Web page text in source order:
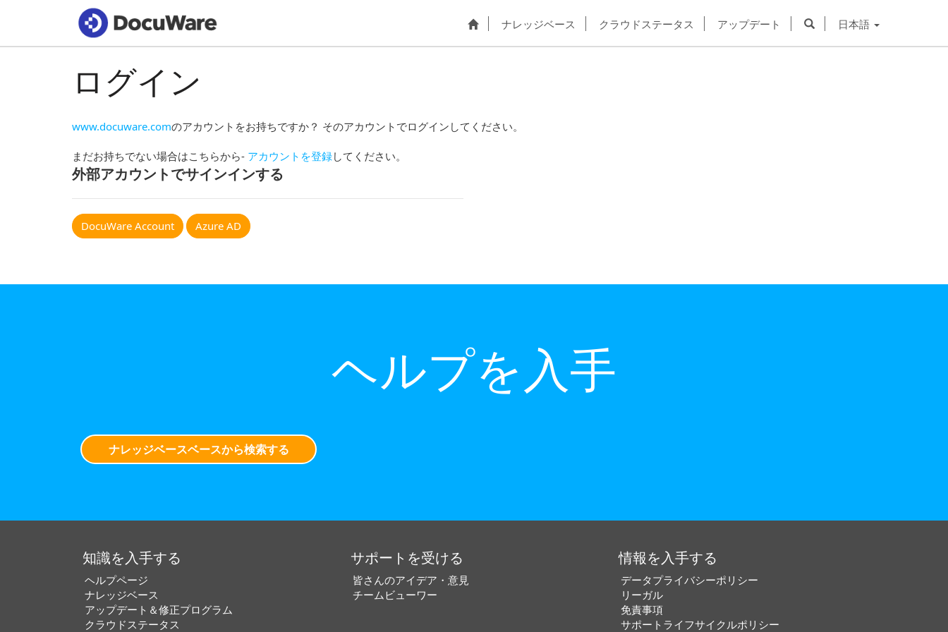
ナレッジベース クラウドステータス アップデート 日本語
ログイン
www.docuware.comのアカウントをお持ちですか？ そのアカウントでログインしてください。
まだお持ちでない場合はこちらから- アカウントを登録してください。
外部アカウントでサインインする
DocuWare Account Azure AD
ヘルプを入手
ナレッジベースベースから検索する
知識を入手する
ヘルプページ
ナレッジベース
アップデート＆修正プログラム
クラウドステータス
サポートを受ける
皆さんのアイデア・意見
チームビューワー
情報を入手する
データプライバシーポリシー
リーガル
免責事項
サポートライフサイクルポリシー